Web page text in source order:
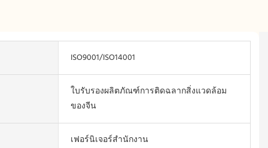
ISO9001/ISO14001
ใบรับรองผลิตภัณฑ์การติดฉลากสิ่งแวดล้อม
ของจีน
เฟอร์นิเจอร์สำนักงาน